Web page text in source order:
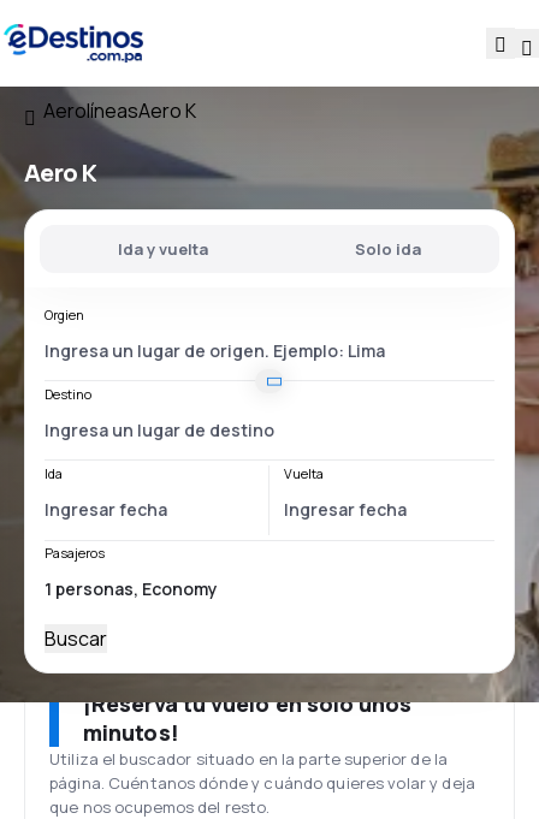
AerolíneasAero K
Aero K
Ida y vuelta Solo ida
Orgien
Destino
Ida Vuelta
Pasajeros
Buscar
¡Reserva tu vuelo en solo unos
minutos!
Utiliza el buscador situado en la parte superior de la
página. Cuéntanos dónde y cuándo quieres volar y deja
que nos ocupemos del resto.